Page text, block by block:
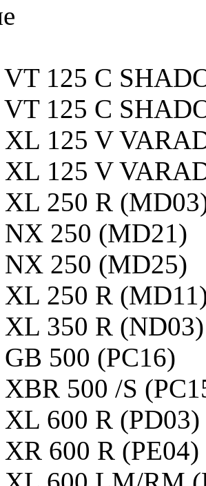
125 C
125 C
125 V
125 V
250 R
250 (MD21)
250 (MD25)
250 R
350 R (ND03)
500 (PC16)
500 /S
600 R (PD03)
600 R (PE04)